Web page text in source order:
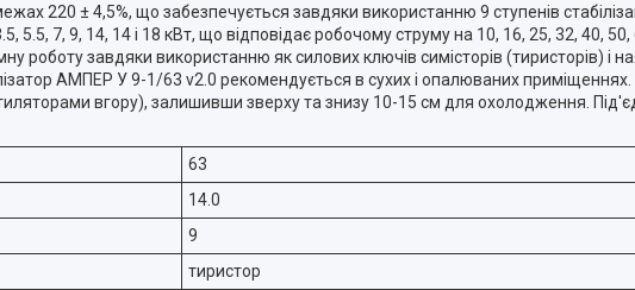
220 ± 4,5%, що забезпечується завдяки використанню 9 ступенів
7, 9, 14, 14 і 18 кВт, що відповідає робочому струму на 10, 16, 25, 32, 40, 50,
роботу завдяки використанню як силових ключів симісторів (тиристорів) і
АМПЕР У 9-1/63 v2.0 рекомендується в сухих і опалюваних приміщеннях.
вгору), залишивши зверху та знизу 10-15 см для охолодження.
63
14.0
9
тиристор